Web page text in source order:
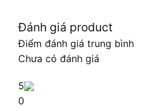
Đánh giá product
Điểm đánh giá trung bình
Chưa có đánh giá
5
0